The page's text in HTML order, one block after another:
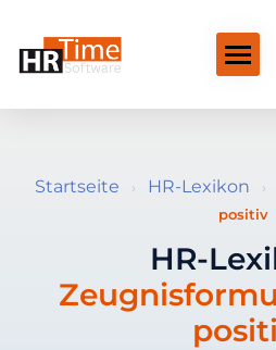
Startseite › HR-Lexikon ›
positiv
HR-